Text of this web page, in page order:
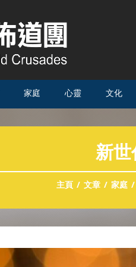
家庭 心靈 文化
新
主頁 文章 家庭